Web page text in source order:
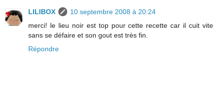
LILIBOX
10 septembre 2008 à 20:24
merci! le lieu noir est top pour cette recette car il cuit vite
sans se défaire et son gout est très fin.
Répondre